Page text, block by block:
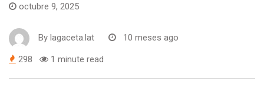
octubre 9, 2025
By lagaceta.lat 10 meses ago
298 1 minute read